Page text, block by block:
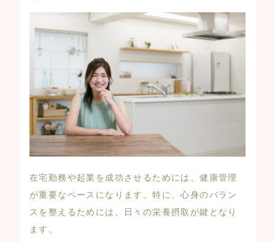
在宅勤務や起業を成功させるためには、健康管理
が重要なベースになります。特に、心身のバラン
スを整えるためには、日々の栄養摂取が鍵となり
ます。